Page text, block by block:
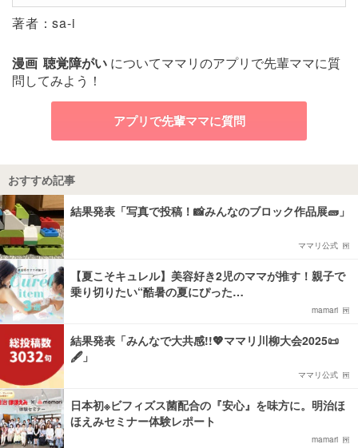
著者：sa-i
漫画 聴覚障がい についてママリのアプリで先輩ママに質
問してみよう！
アプリで先輩ママに質問
おすすめ記事
結果発表「写真で投稿！📸みんなのブロック作品展🧱」
ママリ公式
【夏こそキュレル】美容好き2児のママが推す！親子で
乗り切りたい“酷暑の夏にぴった…
mamari
結果発表「みんなで大共感!!💖ママリ川柳大会2025📜
🖋️」
ママリ公式
日本初※ビフィズス菌配合の『安心』を味方に。明治ほ
ほえみセミナー体験レポート
mamari